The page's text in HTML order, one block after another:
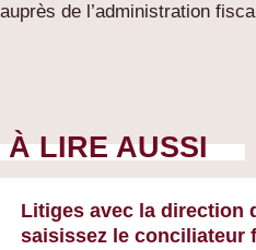
auprès de l’administration
À LIRE AUSSI
Litiges avec la direction
saisissez le conciliateur